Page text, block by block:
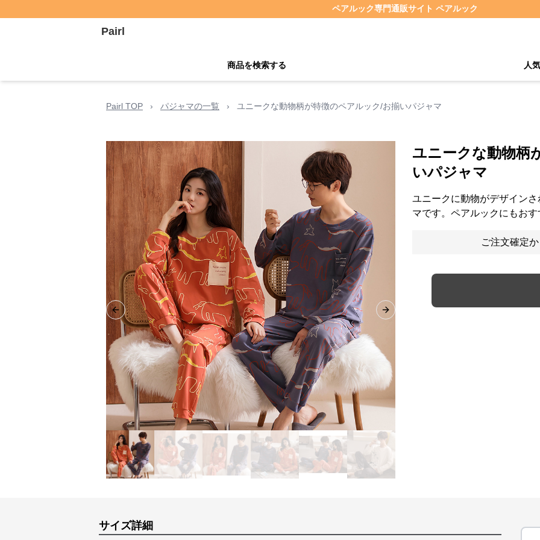
ペアルック専門通販サイト ペアルック
Pairl
商品を検索する 人
Pairl TOP › パジャマの一覧 › ユニークな動物柄が特徴のペアルック/お揃いパジャマ
Previous slide Next slide
ユニークな動物柄
いパジャマ
ユニークに動物がデザイン
マです。ペアルックにもお
ご注文確定
サイズ詳細